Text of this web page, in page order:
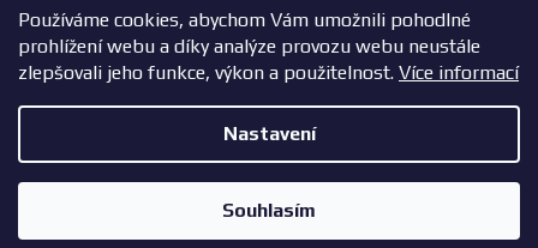
Používáme cookies, abychom Vám umožnili pohodlné
prohlížení webu a díky analýze provozu webu neustále
zlepšovali jeho funkce, výkon a použitelnost. Více informací
Nastavení
Souhlasím
Zákaznický servis
+420 603 785 748
Copyright 2026ZavodniAuta.cz. Všechna práva vyhrazena.|
Zásady ochrany osobních údajů